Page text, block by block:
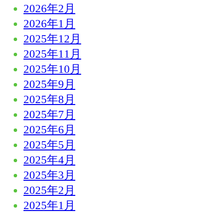
2026年2月
2026年1月
2025年12月
2025年11月
2025年10月
2025年9月
2025年8月
2025年7月
2025年6月
2025年5月
2025年4月
2025年3月
2025年2月
2025年1月